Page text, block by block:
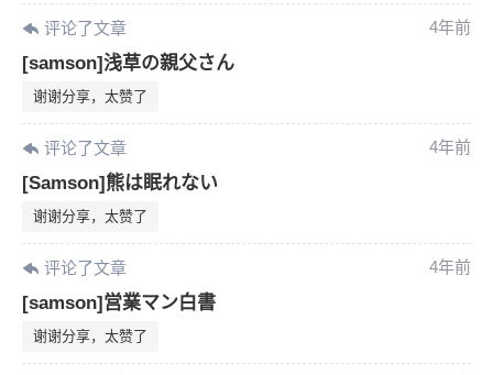
评论了文章 4年前
[samson]浅草の親父さん
谢谢分享，太赞了
评论了文章 4年前
[Samson]熊は眠れない
谢谢分享，太赞了
评论了文章 4年前
[samson]営業マン白書
谢谢分享，太赞了